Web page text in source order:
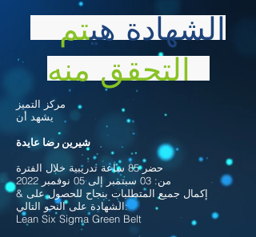
الشهادة هيتم
مركز التميز
يشهد أن
شيرين رضا عايدة
حضر 85 ساعة تدريبية خلال الفترة
من: 03 سبتمبر إلى 05 نوفمبر 2022
& إكمال جميع المتطلبات بنجاح للحصول على
الشهادة على النحو التالي:
Lean Six Sigma Green Belt